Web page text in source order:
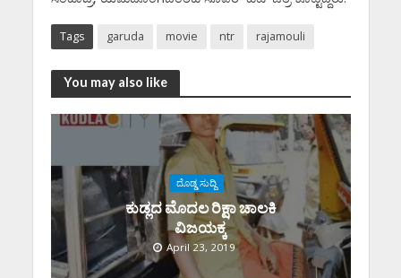
Tags garuda movie ntr rajamouli
You may also like
ದೊಡ್ಡ ಸುದ್ದಿ
ಕುಡ್ಲದ ಮೊದಲ ರಿಕ್ಷಾ ಚಾಲಕಿ‌
ವಿಜಯಕ್ಕ
April 23, 2019